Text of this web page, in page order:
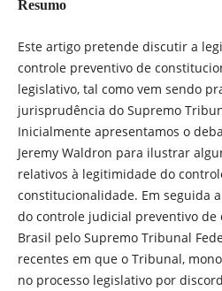
Resumo
Este artigo pretende discutir a
controle preventivo de
legislativo, tal como vem sendo
jurisprudência do Supremo
Inicialmente apresentamos o
Jeremy Waldron para ilustrar
relativos à legitimidade do
constitucionalidade. Em seguida
do controle judicial preventivo
Brasil pelo Supremo Tribunal
recentes em que o Tribunal,
no processo legislativo por